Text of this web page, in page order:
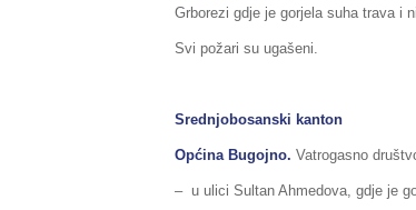
Grborezi gdje je gorjela suha trava i
Svi požari su ugašeni.
Srednjobosanski kanton
Općina Bugojno. Vatrogasno
– u ulici Sultan Ahmedova, gdje je